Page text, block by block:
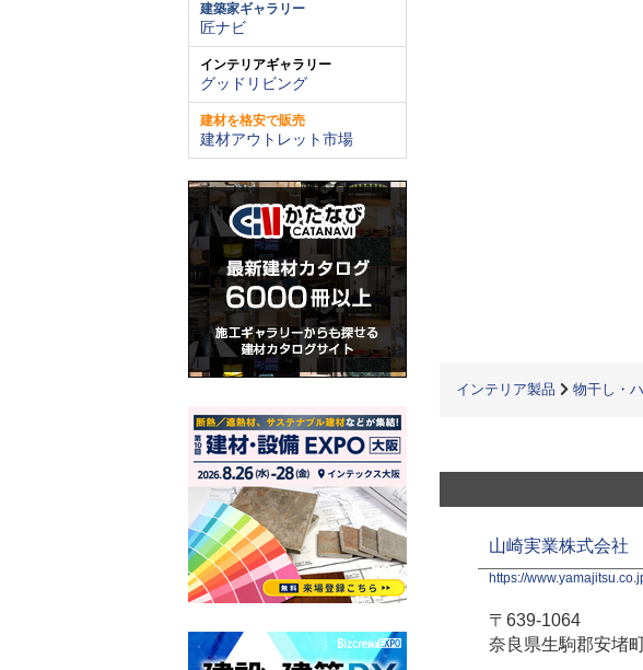
建築家ギャラリー
匠ナビ
インテリアギャラリー
グッドリビング
建材を格安で販売
建材アウトレット市場
インテリア製品 物干し・
山崎実業株式会社
https://
〒639-1064
奈良県生駒郡安堵